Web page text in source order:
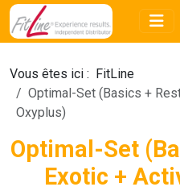
Vous êtes ici : FitLine
Optimal-Set (Basics +
Oxyplus)
Optimal-Set
Exotic +